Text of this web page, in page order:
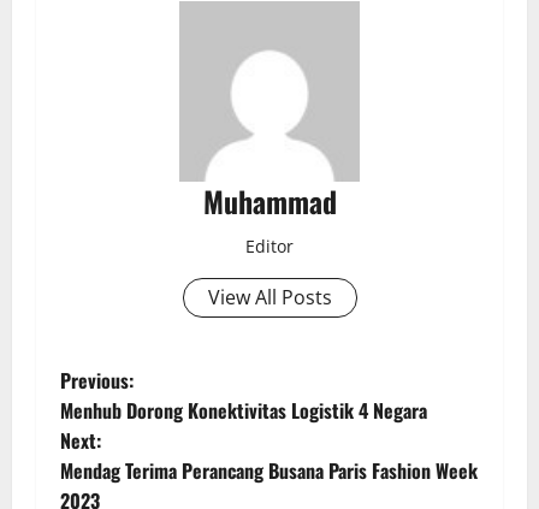
Muhammad
Editor
View All Posts
Previous:
Menhub Dorong Konektivitas Logistik 4 Negara
Next:
Mendag Terima Perancang Busana Paris Fashion Week
2023